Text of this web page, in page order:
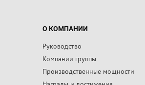
О КОМПАНИИ
Руководство
Компании группы
Производственные мощности